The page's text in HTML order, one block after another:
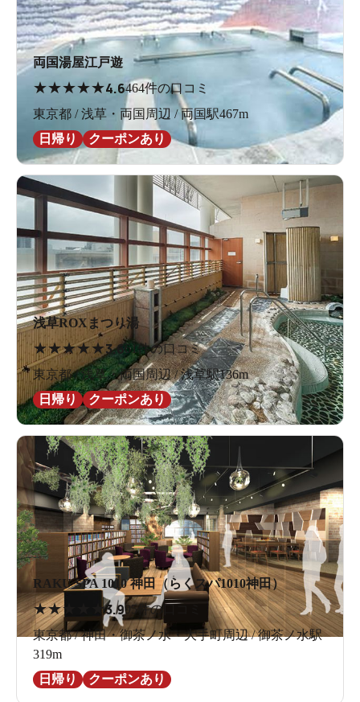
両国湯屋江戸遊
★★★★★4.6464件の口コミ
東京都 / 浅草・両国周辺 / 両国駅467m
日帰り
クーポンあり
浅草ROXまつり湯
★★★★★3.661件の口コミ
東京都 / 浅草・両国周辺 / 浅草駅136m
日帰り
クーポンあり
RAKU SPA 1010 神田（らくスパ1010神田）
★★★ ★3.995件の口コミ
東京都 / 神田・御茶ノ水・大手町周辺 / 御茶ノ水駅
319m
日帰り
クーポンあり